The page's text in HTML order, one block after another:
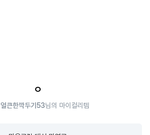
ㅇ
얼큰한깍두기53님의 마이컬리템